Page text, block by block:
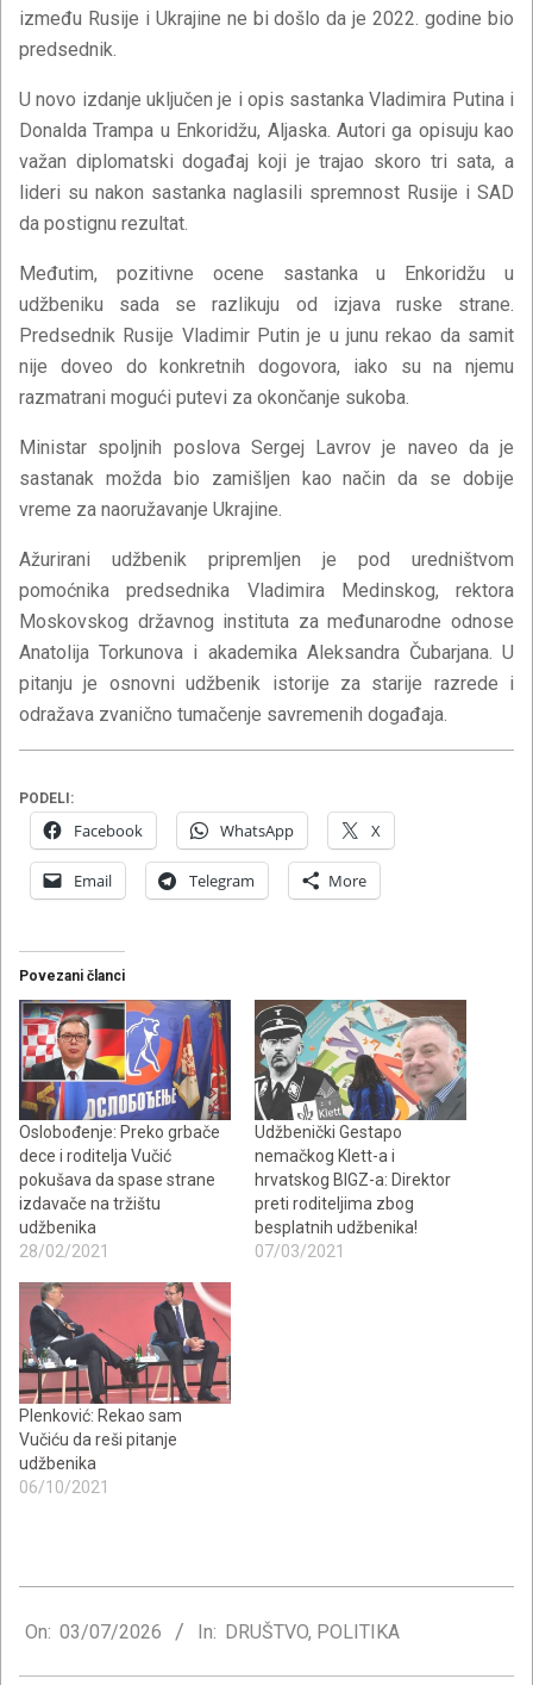
između Rusije i Ukrajine ne bi došlo da je 2022. godine bio
predsednik.
U novo izdanje uključen je i opis sastanka Vladimira Putina i
Donalda Trampa u Enkoridžu, Aljaska. Autori ga opisuju kao
važan diplomatski događaj koji je trajao skoro tri sata, a
lideri su nakon sastanka naglasili spremnost Rusije i SAD
da postignu rezultat.
Međutim, pozitivne ocene sastanka u Enkoridžu u
udžbeniku sada se razlikuju od izjava ruske strane.
Predsednik Rusije Vladimir Putin je u junu rekao da samit
nije doveo do konkretnih dogovora, iako su na njemu
razmatrani mogući putevi za okončanje sukoba.
Ministar spoljnih poslova Sergej Lavrov je naveo da je
sastanak možda bio zamišljen kao način da se dobije
vreme za naoružavanje Ukrajine.
Ažurirani udžbenik pripremljen je pod uredništvom
pomoćnika predsednika Vladimira Medinskog, rektora
Moskovskog državnog instituta za međunarodne odnose
Anatolija Torkunova i akademika Aleksandra Čubarjana. U
pitanju je osnovni udžbenik istorije za starije razrede i
odražava zvanično tumačenje savremenih događaja.
PODELI:
Facebook WhatsApp X
Email Telegram More
Povezani članci
Oslobođenje: Preko grbače
dece i roditelja Vučić
pokušava da spase strane
izdavače na tržištu
udžbenika
28/02/2021
Udžbenički Gestapo
nemačkog Klett-a i
hrvatskog BIGZ-a: Direktor
preti roditeljima zbog
besplatnih udžbenika!
07/03/2021
Plenković: Rekao sam
Vučiću da reši pitanje
udžbenika
06/10/2021
07-
On: 03/07/2026 In: DRUŠTVO, POLITIKA